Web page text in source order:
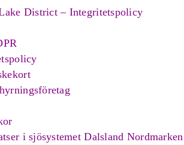
District – Integritetspolicy
i sjösystemet Dalsland Nordmarken